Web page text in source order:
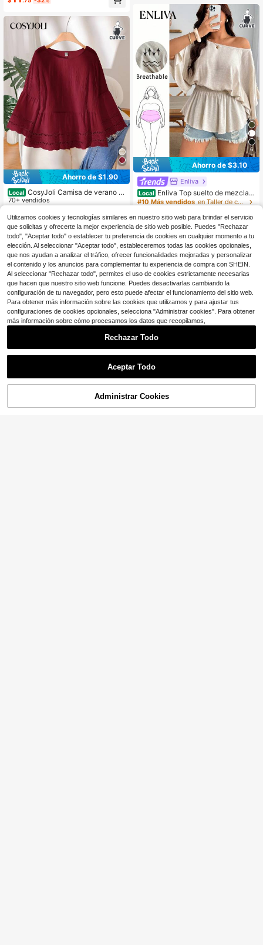
Ahorro de $1.90
Local CosyJoli Camisa de verano c
asual de talla grande para mujer, en
o y parches
70+ vendidos
$15.49 -11% con cupón
6
Ahorro de $3.10
Enliva
Local Enliva Top suelto de mezcla d
e lino color caqui con cintura plisad
de, estilo vintage sexy casual para
playa y vacaciones, moda Y2K, ele
gante minimalista, urbano bohemio
y personalizado
#10 Más vendidos
en Taller de carrocería Tops de talla grande
$25.09 -11% con cupón
¡11% DE DESCUENTO! AÑADIR A LA BOLSA
Utilizamos cookies y tecnologías similares en nuestro sitio web para brindar el servicio
que solicitas y ofrecerte la mejor experiencia de sitio web posible. Puedes "Rechazar
todo", "Aceptar todo" o establecer tu preferencia de cookies en cualquier momento a tu
elección. Al seleccionar "Aceptar todo", estableceremos todas las cookies opcionales,
que nos ayudan a analizar el tráfico, ofrecer funcionalidades mejoradas y personalizar
el contenido y los anuncios para complementar tu experiencia de compra con SHEIN.
Al seleccionar "Rechazar todo", permites el uso de cookies estrictamente necesarias
que hacen que nuestro sitio web funcione. Puedes desactivarlas cambiando la
configuración de tu navegador, pero esto puede afectar el funcionamiento del sitio web.
Para obtener más información sobre las cookies que utilizamos y para ajustar tus
configuraciones de cookies opcionales, selecciona "Administrar cookies". Para obtener
más información sobre cómo procesamos los datos que recopilamos,
Rechazar Todo
Aceptar Todo
Administrar Cookies